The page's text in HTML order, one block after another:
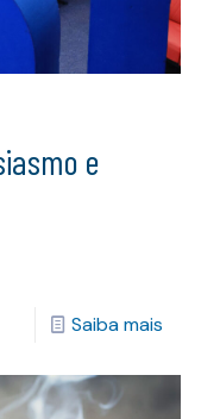
e
Saiba mais